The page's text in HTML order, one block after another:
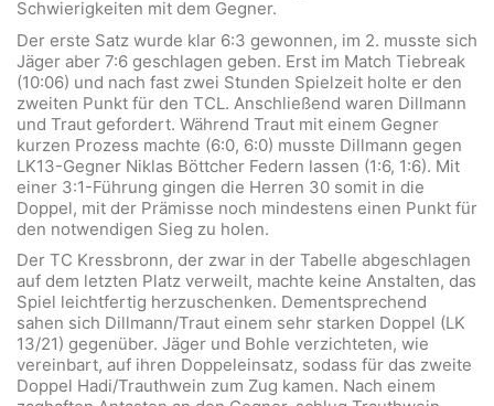
Schwierigkeiten mit dem Gegner.
Der erste Satz wurde klar 6:3 gewonnen, im 2. musste sich
Jäger aber 7:6 geschlagen geben. Erst im Match Tiebreak
(10:06) und nach fast zwei Stunden Spielzeit holte er den
zweiten Punkt für den TCL. Anschließend waren Dillmann
und Traut gefordert. Während Traut mit einem Gegner
kurzen Prozess machte (6:0, 6:0) musste Dillmann gegen
LK13-Gegner Niklas Böttcher Federn lassen (1:6, 1:6). Mit
einer 3:1-Führung gingen die Herren 30 somit in die
Doppel, mit der Prämisse noch mindestens einen Punkt für
den notwendigen Sieg zu holen.
Der TC Kressbronn, der zwar in der Tabelle abgeschlagen
auf dem letzten Platz verweilt, machte keine Anstalten, das
Spiel leichtfertig herzuschenken. Dementsprechend
sahen sich Dillmann/Traut einem sehr starken Doppel (LK
13/21) gegenüber. Jäger und Bohle verzichteten, wie
vereinbart, auf ihren Doppeleinsatz, sodass für das zweite
Doppel Hadi/Trauthwein zum Zug kamen. Nach einem